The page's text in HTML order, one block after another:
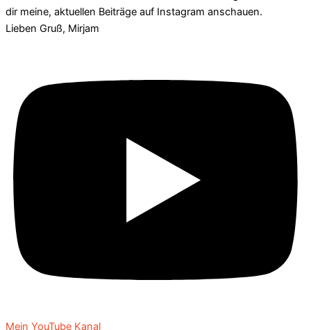
dir meine, aktuellen Beiträge auf Instagram anschauen.
Lieben Gruß, Mirjam
Mein YouTube Kanal